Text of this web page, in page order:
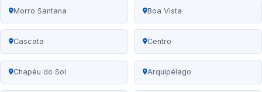
Morro Santana Boa Vista
Cascata Centro
Chapéu do Sol Arquipélago